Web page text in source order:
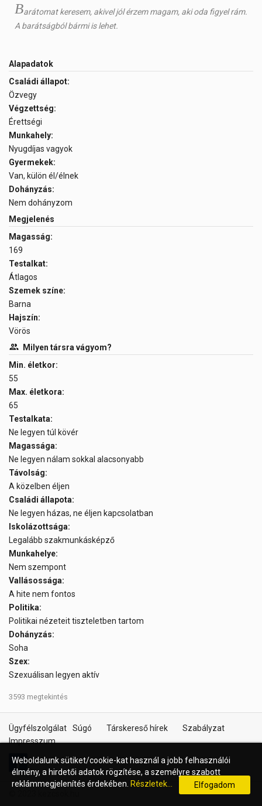
Barátomat keresem, akivel jól érzem magam, aki oda figyel rám.
A barátságból bármi is lehet.
Alapadatok
Családi állapot:
Özvegy
Végzettség:
Érettségi
Munkahely:
Nyugdíjas vagyok
Gyermekek:
Van, külön él/élnek
Dohányzás:
Nem dohányzom
Megjelenés
Magasság:
169
Testalkat:
Átlagos
Szemek színe:
Barna
Hajszín:
Vörös
Milyen társra vágyom?
Min. életkor:
55
Max. életkora:
65
Testalkata:
Ne legyen túl kövér
Magassága:
Ne legyen nálam sokkal alacsonyabb
Távolság:
A közelben éljen
Családi állapota:
Ne legyen házas, ne éljen kapcsolatban
Iskolázottsága:
Legalább szakmunkásképző
Munkahelye:
Nem szempont
Vallásossága:
A hite nem fontos
Politika:
Politikai nézeteit tiszteletben tartom
Dohányzás:
Soha
Szex:
Szexuálisan legyen aktív
3593 megtekintés
Ügyfélszolgálat Súgó Társkereső hírek
Szabályzat
Impresszum
Weboldalunk sütiket/cookie-kat használ a jobb felhasználói
élmény, a hirdetői adatok rögzítése, a személyre szabott
reklámmegjelenítés érdekében. Részletek... Elfogadom